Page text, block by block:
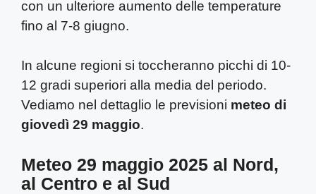
con un ulteriore aumento delle temperature
fino al 7-8 giugno.
In alcune regioni si toccheranno picchi di 10-
12 gradi superiori alla media del periodo.
Vediamo nel dettaglio le previsioni meteo di
giovedì 29 maggio.
Meteo 29 maggio 2025 al Nord,
al Centro e al Sud